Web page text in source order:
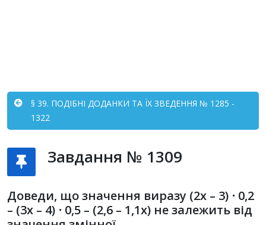
§ 39. ПОДІБНІ ДОДАНКИ ТА ЇХ ЗВЕДЕННЯ № 1285 -
1322
Завдання № 1309
Доведи, що значення виразу (2x – 3) ⋅ 0,2
– (3x – 4) ⋅ 0,5 – (2,6 – 1,1x) не залежить від